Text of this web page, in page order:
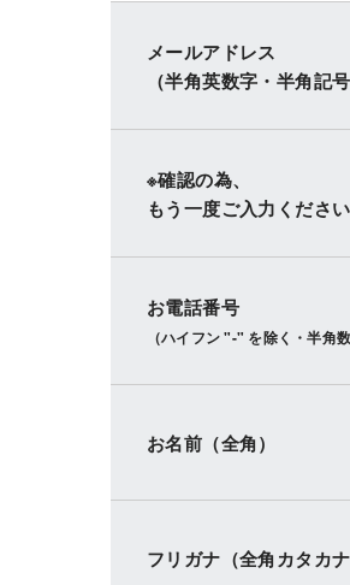
メールアドレス
（半角英数字・半角記号
※確認の為、
もう一度ご入力ください
お電話番号
（ハイフン "-" を除く・半角数
お名前（全角）
フリガナ（全角カタカナ